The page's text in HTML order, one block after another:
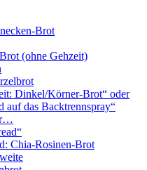
Brot
(ohne Gehzeit)
Dinkel/Körner-Brot“ oder
auf das Backtrennspray“
Chia-Rosinen-Brot